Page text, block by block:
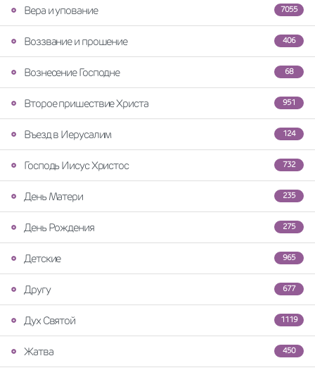
7055
Вера и упование
406
Воззвание и прошение
68
Вознесение Господне
951
Второе пришествие Христа
124
Въезд в Иерусалим
732
Господь Иисус Христос
235
День Матери
275
День Рождения
965
Детские
677
Другу
1119
Дух Святой
450
Жатва